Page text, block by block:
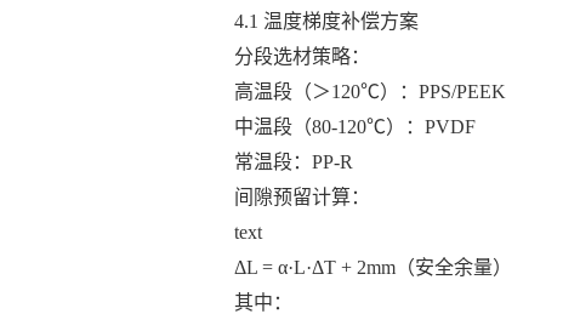
4.1 温度梯度补偿方案
分段选材策略：
高温段（＞120℃）：PPS/PEEK
中温段（80-120℃）：PVDF
常温段：PP-R
间隙预留计算：
text
ΔL = α·L·ΔT + 2mm（安全余量）
其中：